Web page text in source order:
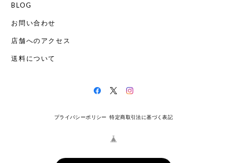
BLOG
お問い合わせ
店舗へのアクセス
送料について
プライバシーポリシー 特定商取引法に基づく表記